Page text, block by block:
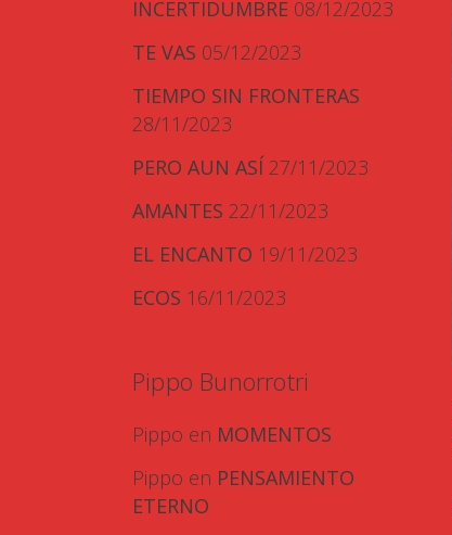
INCERTIDUMBRE 08/12/2023
TE VAS 05/12/2023
TIEMPO SIN FRONTERAS
28/11/2023
PERO AUN ASÍ 27/11/2023
AMANTES 22/11/2023
EL ENCANTO 19/11/2023
ECOS 16/11/2023
Pippo Bunorrotri
Pippo en MOMENTOS
Pippo en PENSAMIENTO
ETERNO